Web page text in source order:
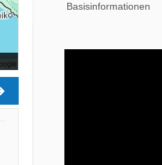
Basisinformationen